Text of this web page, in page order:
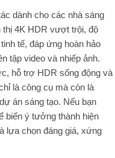
dành cho các nhà sáng
thị 4K HDR vượt trội, độ
tế, đáp ứng hoàn hảo
tập video và nhiếp ảnh.
hỗ trợ HDR sống động và
là công cụ mà còn là
án sáng tạo. Nếu bạn
biến ý tưởng thành hiện
lựa chọn đáng giá, xứng